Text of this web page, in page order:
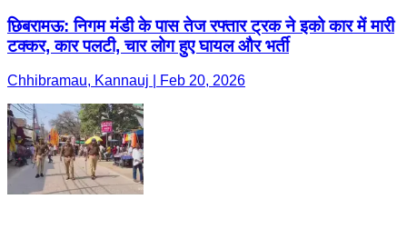
छिबरामऊ: निगम मंडी के पास तेज रफ्तार ट्रक ने इको कार में मारी
टक्कर, कार पलटी, चार लोग हुए घायल और भर्ती
Chhibramau, Kannauj | Feb 20, 2026